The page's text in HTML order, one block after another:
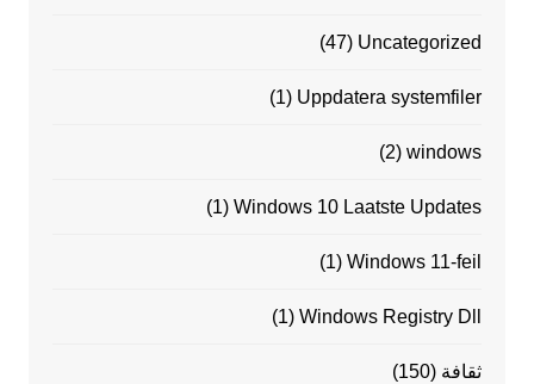
Uncategorized
(47)
Uppdatera systemfiler
(1)
windows
(2)
Windows 10 Laatste Updates
(1)
Windows 11-feil
(1)
Windows Registry Dll
(1)
ثقافة (150)